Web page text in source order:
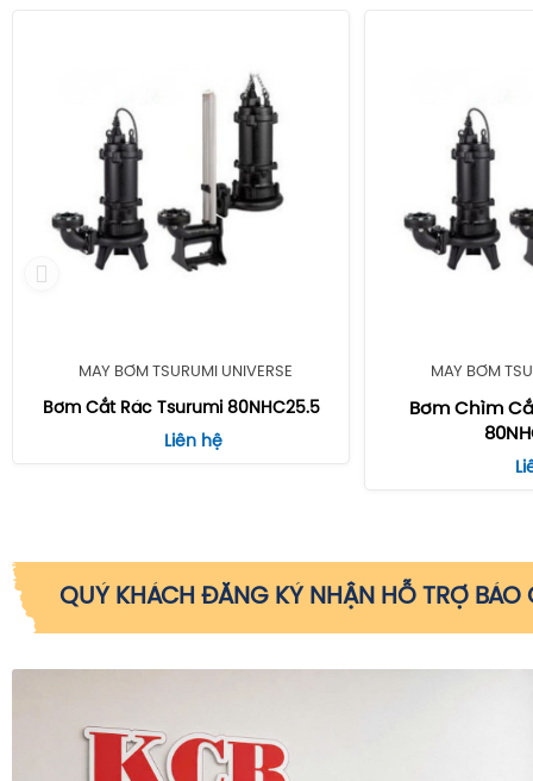
MÁY BƠM TSURUMI UNIVERSE
Bơm Cắt Rác Tsurumi 80NHC25.5
Liên hệ
MÁY BƠM
Bơm Chìm
QUÝ KHÁCH ĐĂNG KÝ NHẬN HỖ TRỢ BÁO